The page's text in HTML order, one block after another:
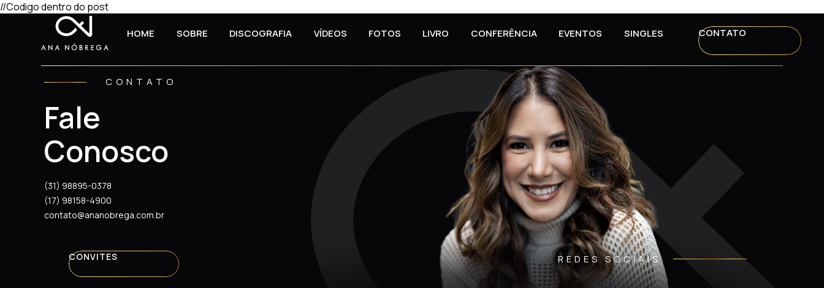
HOME SOBRE DISCOGRAFIA VÍDEOS FOTOS LIVRO CONFERÊNCIA EVENTOS SINGLES CONTATO
//Codigo dentro do post
CONTATO
Fale
Conosco
(31) 98895-0378
(17) 98158-4900
contato@ananobrega.com.br
CONVITES REDES SOCIAIS